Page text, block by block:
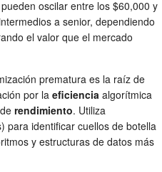
oscilar entre los $60,000 y
a senior, dependiendo
el valor que el mercado
prematura es la raíz de
por la eficiencia algorítmica
rendimiento. Utiliza
para identificar cuellos de botella
y estructuras de datos más